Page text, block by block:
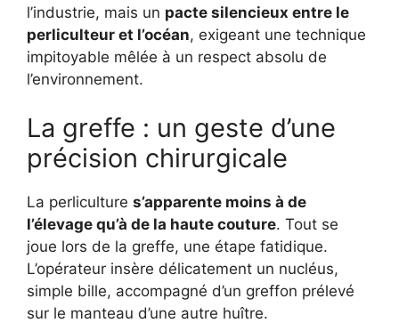
l’industrie, mais un pacte silencieux entre le
perliculteur et l’océan, exigeant une technique
impitoyable mêlée à un respect absolu de
l’environnement.
La greffe : un geste d’une
précision chirurgicale
La perliculture s’apparente moins à de
l’élevage qu’à de la haute couture. Tout se
joue lors de la greffe, une étape fatidique.
L’opérateur insère délicatement un nucléus,
simple bille, accompagné d’un greffon prélevé
sur le manteau d’une autre huître.